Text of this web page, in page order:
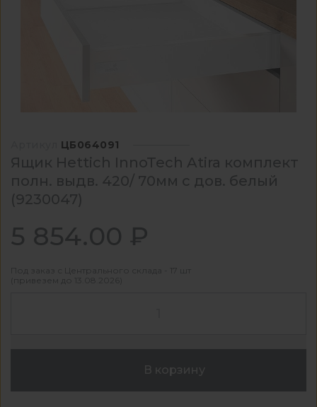
ЦБ064091
Ящик Hettich InnoTech Atira комплект
полн. выдв. 420/ 70мм с дов. белый
(9230047)
5 854.00 ₽
Под заказ с Центрального склада - 17 шт
(привезем до 13.08.2026)
В корзину